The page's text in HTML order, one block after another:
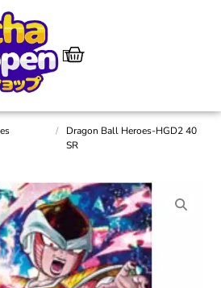
/
Dragon Ball Heroes-HGD2 40
SR